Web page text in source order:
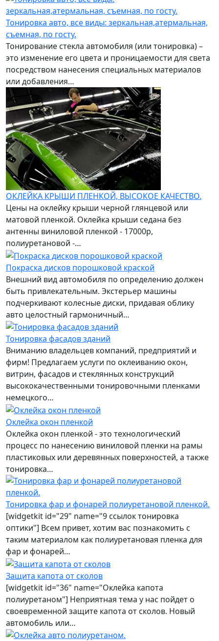
Тонировка авто, все виды: зеркальная,атермальная,
съемная, по госту.
Тонирование стекла автомобиля (или тонировка) –
это изменение его цвета и проницаемости для света
посредством нанесения специальных материалов
или добавления…
ОКЛЕЙКА КРЫШИ ПЛЕНКОЙ, ВЫСОКОЕ КАЧЕСТВО.
Цены на оклейку крыши черной глянцевой или
матовой пленкой. Оклейка крыши седана без
антенны виниловой пленкой - 17000р,
полиуретановой -…
Покраска дисков порошковой краской
Внешний вид автомобиля по определению должен
быть привлекательным. Экстерьер машины
подчеркивают колесные диски, придавая облику
авто целостный гармоничный…
Тонировка фасадов зданий
Вниманию владельцев компаний, предприятий и
фирм! Предлагаем услуги по оклеиванию окон,
витрин, фасадов и стеклянных конструкций
высококачественными тонировочными пленками
немецкого…
Оклейка окон пленкой
Оклейка окон пленкой - это технологический
процесс по нанесению виниловой пленки на рамы
пластиковых или деревянных поверхностей, а также
тонировка…
Тонировка фар и фонарей полиуретановой пленкой.
[widgetkit id="29" name="9 ссылок тонировка
оптики"] Всем привет, хотим вас познакомить с
таким материалом как полиуретановая пленка для
фар и фонарей…
Защита капота от сколов
[widgetkit id="36" name="Оклейка капота
полиуретаном"] Неприятная тема у нас пойдет о
своевременной защите капота от сколов. Новый
автомобиль или…